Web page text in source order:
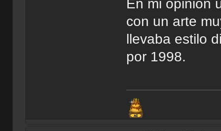
En mi opinión
con un arte
llevaba estilo
por 1998.